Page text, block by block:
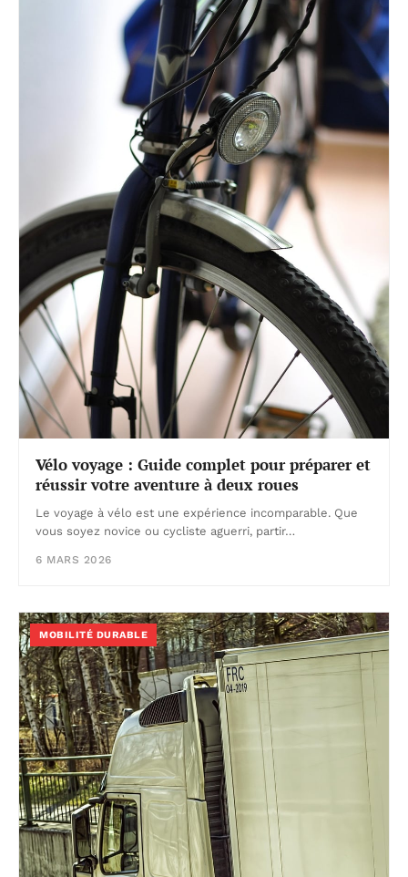
Vélo voyage : Guide complet pour préparer et
réussir votre aventure à deux roues
Le voyage à vélo est une expérience incomparable. Que
vous soyez novice ou cycliste aguerri, partir…
6 MARS 2026
MOBILITÉ DURABLE